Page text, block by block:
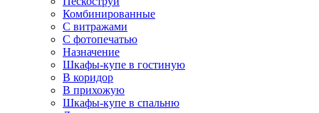
Комбинированные
С витражами
С фотопечатью
Назначение
Шкафы-купе в гостиную
В коридор
В прихожую
Шкафы-купе в спальню